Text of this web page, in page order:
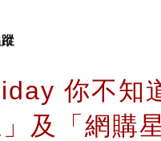
你不知
及「網購